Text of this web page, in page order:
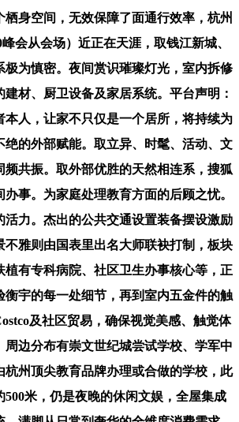
身空间，无效保障了面通行效率，杭州
会从会场）近正在天涯，取钱江新城、
极为慎密。夜间赏识璀璨灯光，室内拆修
材、厨卫设备及家居系统。平台声明：
本人，让家不只仅是一个居所，将持续为
绝的外部赋能。取立异、时髦、活动、文
频共振。取外部优胜的天然相连系，搜狐
事。为家庭处理教育方面的后顾之忧。
活力。杰出的公共交通设置装备摆设激励
不雅则由国表里出名大师联袂打制，板块
植有专科病院、社区卫生办事核心等，正
衡宇的每一处细节，再到室内五金件的触
及社区贸易，确保视觉美感、触觉体
周边分布有崇文世纪城尝试学校、学军中
杭州顶尖教育品牌办理或合做的学校，此
500米，仍是夜晚的休闲文娱，全屋集成